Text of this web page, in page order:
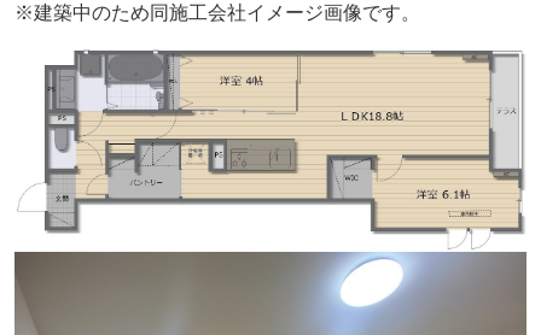
※建築中のため同施工会社イメージ画像です。